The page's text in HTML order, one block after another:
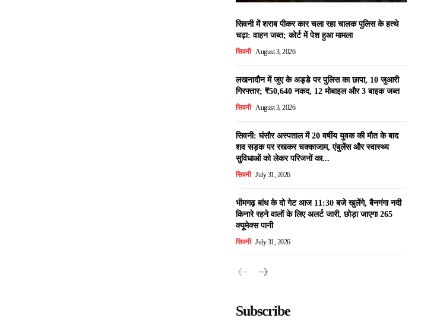
सिवनी में शराब पीकर कार चला रहा चालक पुलिस के हत्थे
चढ़ा: वाहन जब्त; कोर्ट में पेश हुआ मामला
सिवनी August 3, 2026
लखनादौन में जुए के अड्डे पर पुलिस का छापा, 10 जुआरी
गिरफ्तार; ₹50,640 नकद, 12 मोबाइल और 3 बाइक जब्त
सिवनी August 3, 2026
सिवनी: घंसौर अस्पताल में 20 वर्षीय युवक की मौत के बाद
शव सड़क पर रखकर चक्काजाम, एंबुलेंस और स्वास्थ्य
सुविधाओं को लेकर परिजनों का...
सिवनी July 31, 2026
भीमगढ़ बांध के दो गेट आज 11:30 बजे खुलेंगे, बैनगंगा नदी
किनारे रहने वालों के लिए अलर्ट जारी, छोड़ा जाएगा 265
क्यूमेक्स पानी
सिवनी July 31, 2026
Subscribe